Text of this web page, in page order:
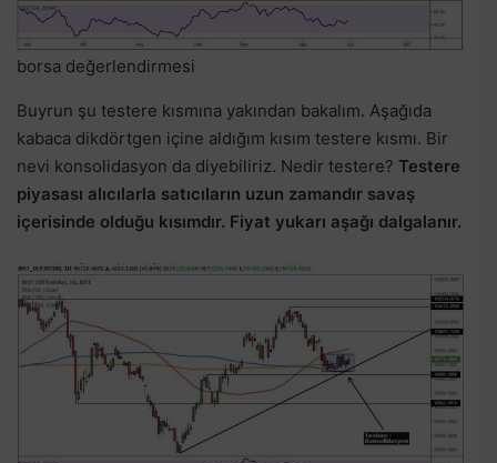
borsa değerlendirmesi
Buyrun şu testere kısmına yakından bakalım. Aşağıda
kabaca dikdörtgen içine aldığım kısım testere kısmı. Bir
nevi konsolidasyon da diyebiliriz. Nedir testere? Testere
piyasası alıcılarla satıcıların uzun zamandır savaş
içerisinde olduğu kısımdır. Fiyat yukarı aşağı dalgalanır.